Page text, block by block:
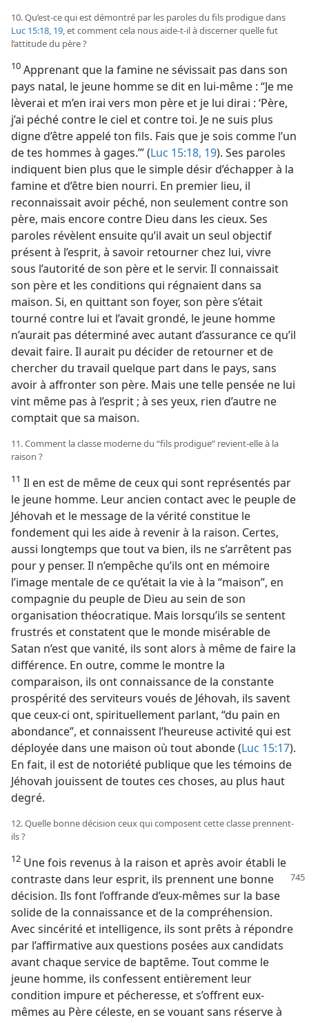
10. Qu’est-​ce qui est démontré par les paroles du fils prodigue dans
Luc 15:18, 19 , et comment cela nous aide-​t-​il à discerner quelle fut
l’attitude du père ?
10 Apprenant que la famine ne sévissait pas dans son
pays natal, le jeune homme se dit en lui-​même : “Je me
lèverai et m’en irai vers mon père et je lui dirai : ‘Père,
j’ai péché contre le ciel et contre toi. Je ne suis plus
digne d’être appelé ton fils. Fais que je sois comme l’un
de tes hommes à gages.’” (Luc 15:18, 19). Ses paroles
indiquent bien plus que le simple désir d’échapper à la
famine et d’être bien nourri. En premier lieu, il
reconnaissait avoir péché, non seulement contre son
père, mais encore contre Dieu dans les cieux. Ses
paroles révèlent ensuite qu’il avait un seul objectif
présent à l’esprit, à savoir retourner chez lui, vivre
sous l’autorité de son père et le servir. Il connaissait
son père et les conditions qui régnaient dans sa
maison. Si, en quittant son foyer, son père s’était
tourné contre lui et l’avait grondé, le jeune homme
n’aurait pas déterminé avec autant d’assurance ce qu’il
devait faire. Il aurait pu décider de retourner et de
chercher du travail quelque part dans le pays, sans
avoir à affronter son père. Mais une telle pensée ne lui
vint même pas à l’esprit ; à ses yeux, rien d’autre ne
comptait que sa maison.
11. Comment la classe moderne du “fils prodigue” revient-​elle à la
raison ?
11 Il en est de même de ceux qui sont représentés par
le jeune homme. Leur ancien contact avec le peuple de
Jéhovah et le message de la vérité constitue le
fondement qui les aide à revenir à la raison. Certes,
aussi longtemps que tout va bien, ils ne s’arrêtent pas
pour y penser. Il n’empêche qu’ils ont en mémoire
l’image mentale de ce qu’était la vie à la “maison”, en
compagnie du peuple de Dieu au sein de son
organisation théocratique. Mais lorsqu’ils se sentent
frustrés et constatent que le monde misérable de
Satan n’est que vanité, ils sont alors à même de faire la
différence. En outre, comme le montre la
comparaison, ils ont connaissance de la constante
prospérité des serviteurs voués de Jéhovah, ils savent
que ceux-ci ont, spirituellement parlant, “du pain en
abondance”, et connaissent l’heureuse activité qui est
déployée dans une maison où tout abonde (Luc 15:17).
En fait, il est de notoriété publique que les témoins de
Jéhovah jouissent de toutes ces choses, au plus haut
degré.
12. Quelle bonne décision ceux qui composent cette classe prennent-​
ils ?
12 Une fois revenus à la raison et après avoir établi le
contraste dans leur esprit, ils prennent une bonne
décision. Ils font l’offrande d’eux-​mêmes sur la base
solide de la connaissance et de la compréhension.
Avec sincérité et intelligence, ils sont prêts à répondre
par l’affirmative aux questions posées aux candidats
avant chaque service de baptême. Tout comme le
jeune homme, ils confessent entièrement leur
condition impure et pécheresse, et s’offrent eux-​
mêmes au Père céleste, en se vouant sans réserve à